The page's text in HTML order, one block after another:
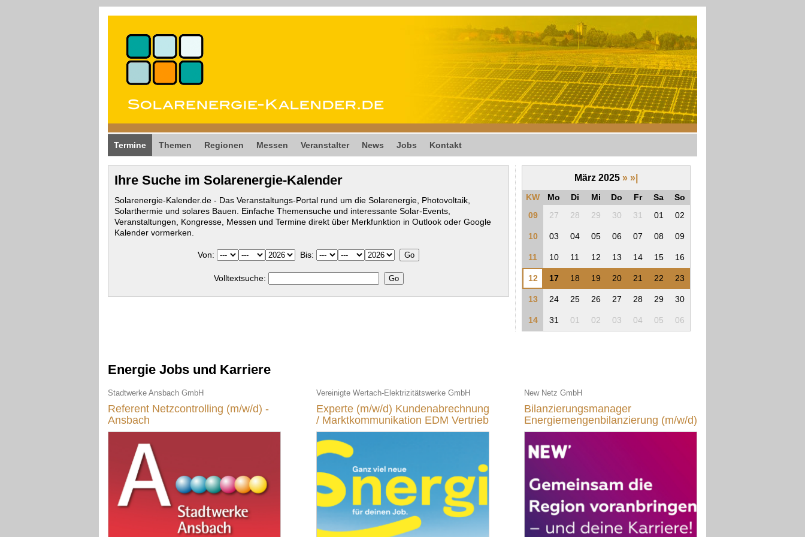
Termine Themen Regionen Messen Veranstalter News Jobs Kontakt
Ihre Suche im Solarenergie-Kalender
Solarenergie-Kalender.de - Das Veranstaltungs-Portal rund um die Solarenergie, Photovoltaik,
Solarthermie und solares Bauen. Einfache Themensuche und interessante Solar-Events,
Veranstaltungen, Kongresse, Messen und Termine direkt über Merkfunktion in Outlook oder Google
Kalender vormerken.
Von: Bis:
Volltextsuche:
März 2025 » »|
KW Mo Di Mi Do Fr Sa
So
09
27 28 29 30 31 01 02
10 03 04 05 06 07 08 09
11 10 11 12 13 14 15 16
12 17 18 19 20 21 22 23
13 24 25 26 27 28 29 30
14 31 01 02 03 04 05 06
Energie Jobs und Karriere
Stadtwerke Ansbach GmbH
Referent Netzcontrolling (m/w/d) -
Ansbach
Vereinigte Wertach-Elektrizitätswerke GmbH
Experte (m/w/d) Kundenabrechnung
/ Marktkommunikation EDM Vertrieb
New Netz GmbH
Bilanzierungsmanager
Energiemengenbilanzierung (m/w/d)